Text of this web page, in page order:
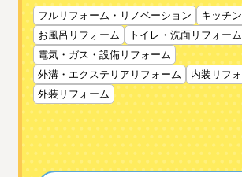
フルリフォーム・リノベーション
キッチ
お風呂リフォーム
トイレ・洗面リフォーム
電気・ガス・設備リフォーム
外溝・エクステリアリフォーム
内装リフ
外装リフォーム